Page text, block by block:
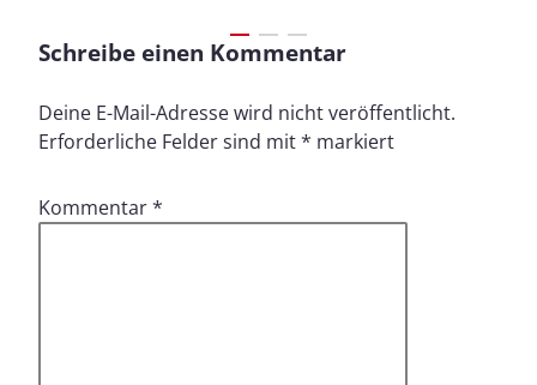
Schreibe einen Kommentar
Deine E-Mail-Adresse wird nicht veröffentlicht.
Erforderliche Felder sind mit* markiert
Kommentar*